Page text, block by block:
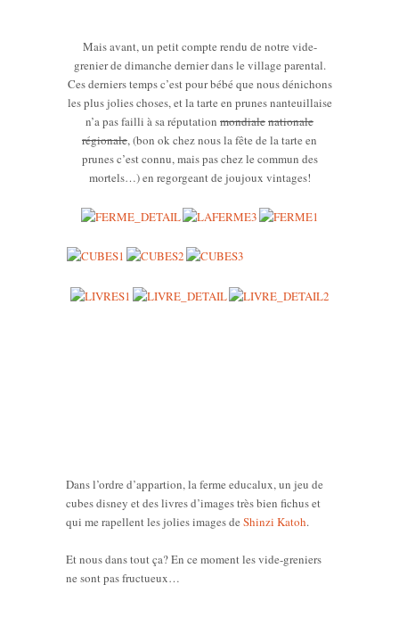
Mais avant, un petit compte rendu de notre vide-
grenier de dimanche dernier dans le village parental.
Ces derniers temps c’est pour bébé que nous dénichons
les plus jolies choses, et la tarte en prunes nanteuillaise
n’a pas failli à sa réputation mondialenationale
régionale, (bon ok chez nous la fête de la tarte en
prunes c’est connu, mais pas chez le commun des
mortels…) en regorgeant de joujoux vintages!
Dans l’ordre d’appartion, la ferme educalux, un jeu de
cubes disney et des livres d’images très bien fichus et
qui me rapellent les jolies images de Shinzi Katoh.
Et nous dans tout ça? En ce moment les vide-greniers
ne sont pas fructueux…